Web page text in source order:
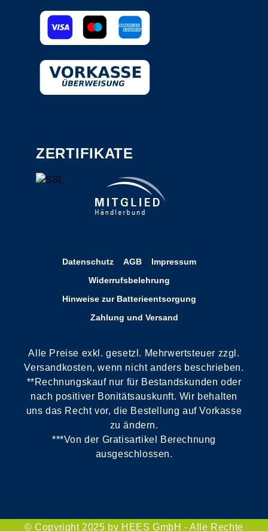
ZERTIFIKATE
Datenschutz AGB
Impressum
Widerrufsbelehrung
Hinweise zur Batterieentsorgung
Zahlung und Versand
Alle Preise exkl. gesetzl. Mehrwertsteuer zzgl.
Versandkosten, wenn nicht anders beschrieben.
**Rechnungskauf nur für Bestandskunden oder
nach positiver Bonitätsauskunft. Wir behalten
uns das Recht vor, die Bestellung auf Vorkasse
zu ändern.
***Von der Gratisartikel Berechnung
ausgeschlossen.
© Copyright 2025 by HEES GmbH - Alle Rechte